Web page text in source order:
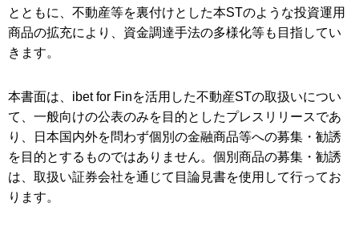
とともに、不動産等を裏付けとした本STのような投資運用
商品の拡充により、資金調達手法の多様化等も目指してい
きます。
本書面は、ibet for Finを活用した不動産STの取扱いについ
て、一般向けの公表のみを目的としたプレスリリースであ
り、日本国内外を問わず個別の金融商品等への募集・勧誘
を目的とするものではありません。個別商品の募集・勧誘
は、取扱い証券会社を通じて目論見書を使用して行ってお
ります。